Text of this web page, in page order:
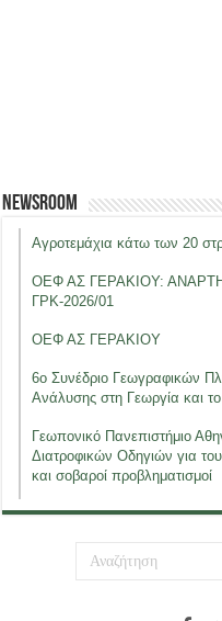
Newsroom
Αγροτεμάχια κάτω των 20
ΟΕΦ ΑΣ ΓΕΡΑΚΙΟΥ:
ΓΡΚ-2026/01
ΟΕΦ ΑΣ ΓΕΡΑΚΙΟΥ
6ο Συνέδριο Γεωγραφικών
Ανάλυσης στη Γεωργία και
Γεωπονικό Πανεπιστήμιο
Διατροφικών Οδηγιών για
και σοβαροί προβληματισμοί